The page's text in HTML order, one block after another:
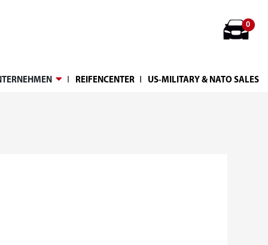
0
Ι REIFENCENTER Ι US-MILITARY & NATO SALES